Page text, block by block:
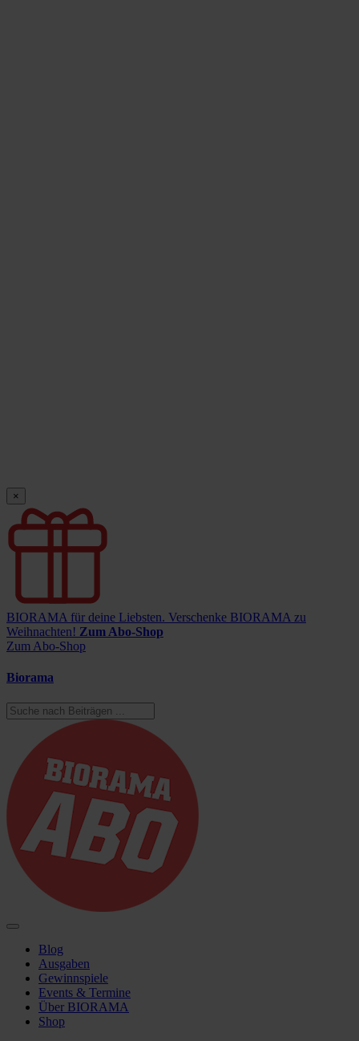
×
BIORAMA für deine Liebsten. Verschenke BIORAMA zu
Weihnachten! Zum Abo-Shop
Zum Abo-Shop
Biorama
Blog
Ausgaben
Gewinnspiele
Events & Termine
Über BIORAMA
Shop